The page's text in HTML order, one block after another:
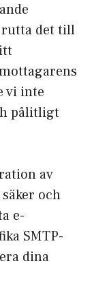
rutta det till
vi inte
pålitligt
av
och
e-
SMTP-
dina